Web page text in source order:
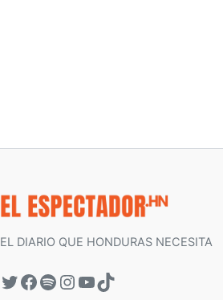
EL DIARIO QUE HONDURAS NECESITA